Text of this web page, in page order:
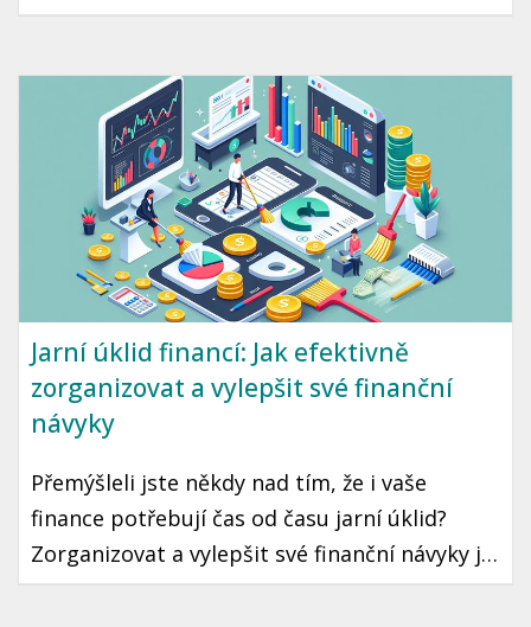
daních, což může znamenat více peněz ve vaší
můžete maximálně využít daňové úlevy v
České republice.
Jarní úklid financí: Jak efektivně
zorganizovat a vylepšit své finanční
návyky
Přemýšleli jste někdy nad tím, že i vaše
finance potřebují čas od času jarní úklid?
Zorganizovat a vylepšit své finanční návyky je
krok, který může vést k lepší finanční